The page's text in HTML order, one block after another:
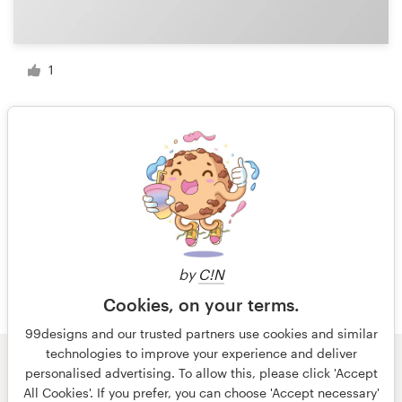
by C!N
Cookies, on your terms.
99designs and our trusted partners use cookies and similar
technologies to improve your experience and deliver
personalised advertising. To allow this, please click 'Accept
All Cookies'. If you prefer, you can choose 'Accept necessary'
1
1 von 4
© 99designs
von Vista
Allgemeine Geschäftsbedingungen
Datenschutz